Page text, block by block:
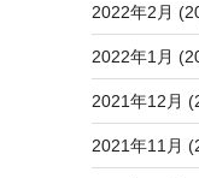
2022年2月
2022年1月
2021年12月
2021年11月